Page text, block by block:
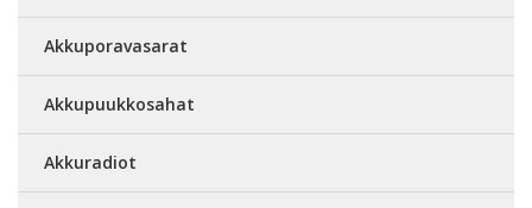
Akkuporavasarat
Akkupuukkosahat
Akkuradiot